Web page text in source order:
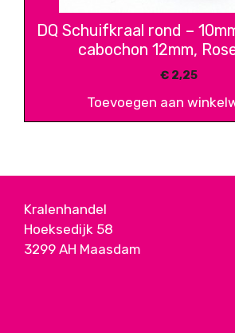
DQ Schuifkraal rond –
cabochon 12mm,
€2,25
Toevoegen aan
Kralenhandel
Hoeksedijk 58
3299 AH Maasdam